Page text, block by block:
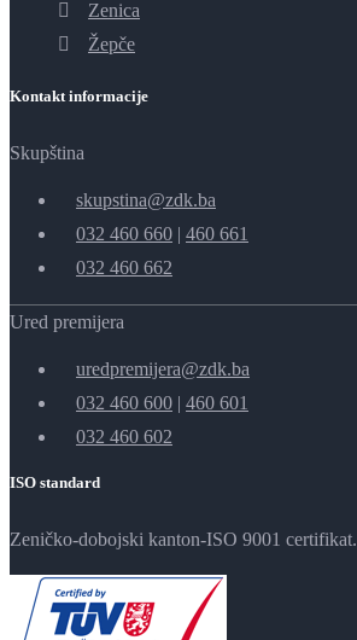
Zenica
Žepče
Kontakt informacije
Skupština
skupstina@zdk.ba
032 460 660 | 460 661
032 460 662
Ured premijera
uredpremijera@zdk.ba
032 460 600 | 460 601
032 460 602
ISO standard
Zeničko-dobojski kanton-ISO 9001 certifikat.